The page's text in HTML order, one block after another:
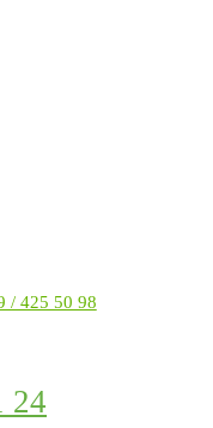
/ 425 50 98
24